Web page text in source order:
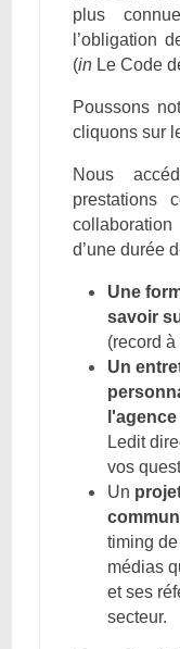
plus
l’obligation
(in Le Code
Poussons
cliquons sur
Nous
prestations
d’une durée
Une
savoir
(record à
Un
l'agence
Ledit
vos
Un
timing
médias
et ses
secteur.